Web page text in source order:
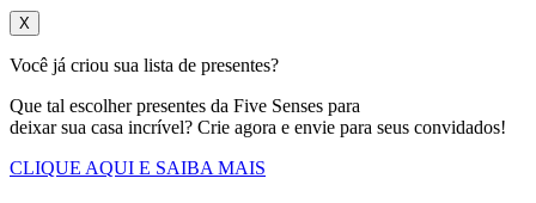
X
Você já criou sua lista de presentes?
Que tal escolher presentes da Five Senses para
deixar sua casa incrível? Crie agora e envie para seus convidados!
CLIQUE AQUI E SAIBA MAIS